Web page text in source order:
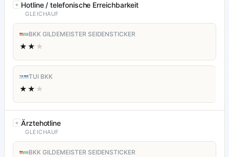
Hotline / telefonische Erreichbarkeit
GLEICHAUF
BKK GILDEMEISTER SEIDENSTICKER
★★ ★
TUI BKK
★★ ★
Ärztehotline
GLEICHAUF
BKK GILDEMEISTER SEIDENSTICKER